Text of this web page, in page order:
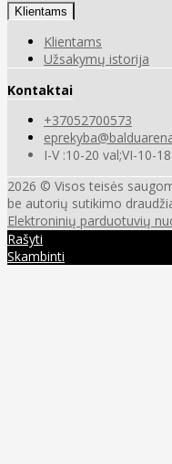
Klientams
Klientams
Užsakymų istorija
Kontaktai
+37052700573
I-V :10-20 val;VI-10-
2026 © Visos teisės
be autorių sutikimo
Elektroninių parduotuvių
Rašyti
Skambinti